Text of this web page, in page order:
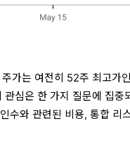
가는 여전히 52주 최고가인
심은 한 가지 질문에 집중
와 관련된 비용, 통합 리